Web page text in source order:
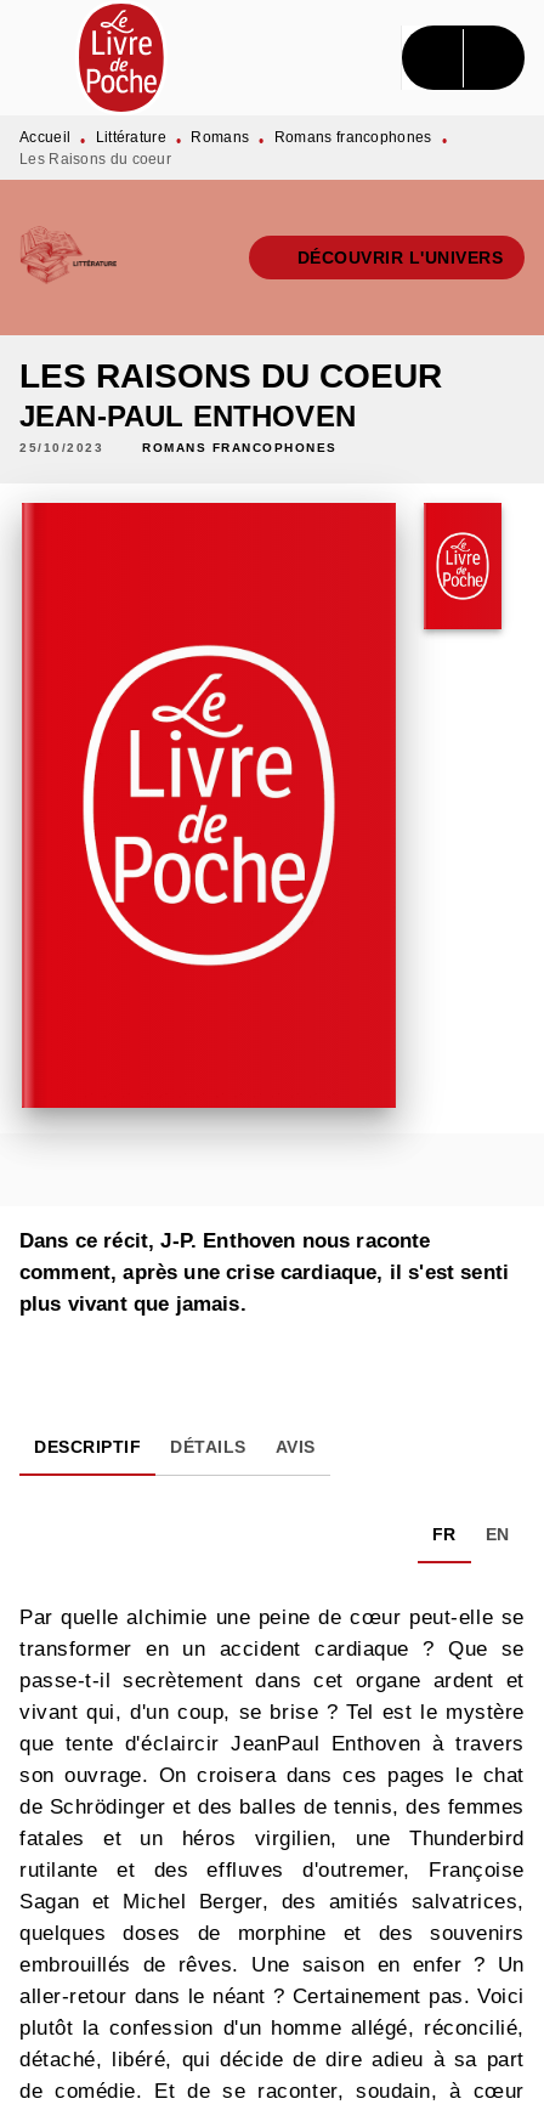
MENU RECHERCHE CONTENU
PIED DE PAGE
Accueil • Littérature • Romans • Romans francophones
•
Les Raisons du coeur
DÉCOUVRIR L'UNIVERS
LES RAISONS DU COEUR
JEAN-PAUL ENTHOVEN
25/10/2023 ROMANS FRANCOPHONES
Dans ce récit, J-P. Enthoven nous raconte
comment, après une crise cardiaque, il s'est senti
plus vivant que jamais.
DESCRIPTIF DÉTAILS AVIS
FR EN
Par quelle alchimie une peine de cœur peut-elle se
transformer en un accident cardiaque ? Que se
passe-t-il secrètement dans cet organe ardent et
vivant qui, d'un coup, se brise ? Tel est le mystère
que tente d'éclaircir JeanPaul Enthoven à travers
son ouvrage. On croisera dans ces pages le chat
de Schrödinger et des balles de tennis, des femmes
fatales et un héros virgilien, une Thunderbird
rutilante et des effluves d'outremer, Françoise
Sagan et Michel Berger, des amitiés salvatrices,
quelques doses de morphine et des souvenirs
embrouillés de rêves. Une saison en enfer ? Un
aller-retour dans le néant ? Certainement pas. Voici
plutôt la confession d'un homme allégé, réconcilié,
détaché, libéré, qui décide de dire adieu à sa part
de comédie. Et de se raconter, soudain, à cœur